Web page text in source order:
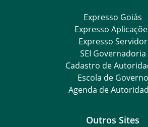
Expresso Goiás
Expresso
Expresso Servidor
SEI Governadoria
Cadastro de
Escola de Governo
Agenda de
Outros Sites